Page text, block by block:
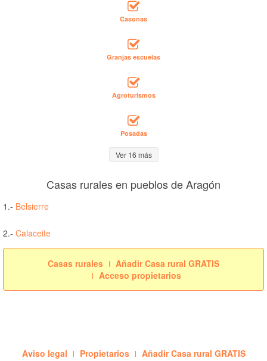
Casonas
Granjas escuelas
Agroturismos
Posadas
Ver 16 más
Casas rurales en pueblos de Aragón
1.- Belsierre
2.- Calaceite
Casas rurales
Añadir Casa rural GRATIS
Acceso propietarios
Aviso legal Propietarios
Añadir Casa rural GRATIS